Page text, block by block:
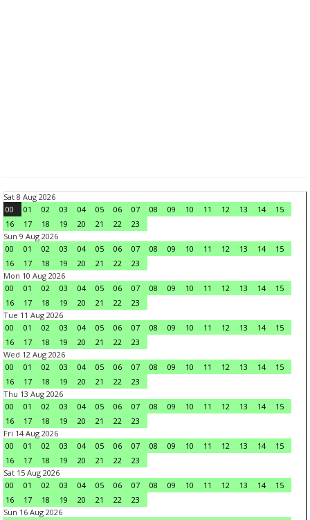
Sat 8 Aug 2026
00
01 02 03 04 05 06 07 08 09 10 11 12 13 14
15
16
17 18 19 20 21 22
23
Sun 9 Aug 2026
00
01 02 03 04 05 06 07 08 09 10 11 12 13 14
15
16
17 18 19 20 21 22
23
Mon 10 Aug 2026
00
01 02 03 04 05 06 07 08 09 10 11 12 13 14
15
16
17 18 19 20 21 22
23
Tue 11 Aug 2026
00
01 02 03 04 05 06 07 08 09 10 11 12 13 14
15
16
17 18 19 20 21 22
23
Wed 12 Aug 2026
00
01 02 03 04 05 06 07 08 09 10 11 12 13 14
15
16
17 18 19 20 21 22
23
Thu 13 Aug 2026
00
01 02 03 04 05 06 07 08 09 10 11 12 13 14
15
16
17 18 19 20 21 22
23
Fri 14 Aug 2026
00
01 02 03 04 05 06 07 08 09 10 11 12 13 14
15
16
17 18 19 20 21 22
23
Sat 15 Aug 2026
00
01 02 03 04 05 06 07 08 09 10 11 12 13 14
15
16
17 18 19 20 21 22
23
Sun 16 Aug 2026